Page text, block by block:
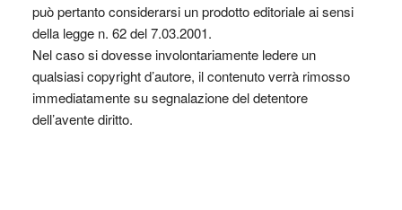
può pertanto considerarsi un prodotto editoriale ai sensi
della legge n. 62 del 7.03.2001.
Nel caso si dovesse involontariamente ledere un
qualsiasi copyright d’autore, il contenuto verrà rimosso
immediatamente su segnalazione del detentore
dell’avente diritto.